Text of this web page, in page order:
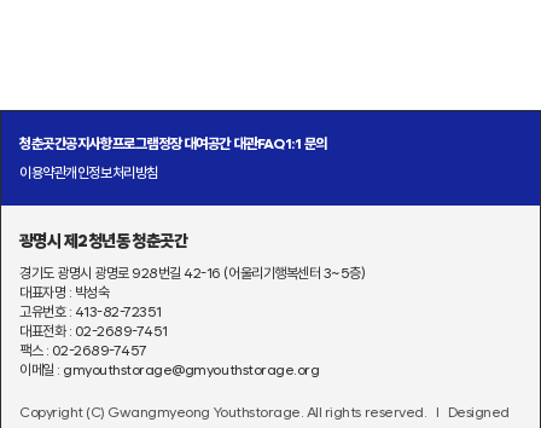
청춘곳간공지사항프로그램정장 대여공간 대관FAQ1:1 문의
이용약관개인정보처리방침
광명시 제2청년동 청춘곳간
경기도 광명시 광명로 928번길 42-16 (어울리기행복센터 3~5층)
대표자명 : 박성숙
고유번호 : 413-82-72351
대표전화 : 02-2689-7451
팩스 : 02-2689-7457
이메일 : gmyouthstorage@gmyouthstorage.org
Copyright (C) Gwangmyeong Youthstorage. All rights reserved. l Designed